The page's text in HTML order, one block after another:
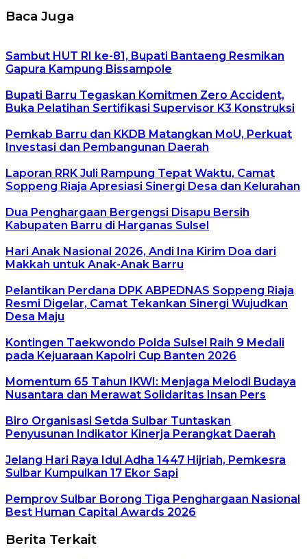
Baca Juga
Sambut HUT RI ke-81, Bupati Bantaeng Resmikan
Gapura Kampung Bissampole
Bupati Barru Tegaskan Komitmen Zero Accident,
Buka Pelatihan Sertifikasi Supervisor K3 Konstruksi
Pemkab Barru dan KKDB Matangkan MoU, Perkuat
Investasi dan Pembangunan Daerah
Laporan RRK Juli Rampung Tepat Waktu, Camat
Soppeng Riaja Apresiasi Sinergi Desa dan Kelurahan
Dua Penghargaan Bergengsi Disapu Bersih
Kabupaten Barru di Harganas Sulsel
Hari Anak Nasional 2026, Andi Ina Kirim Doa dari
Makkah untuk Anak-Anak Barru
Pelantikan Perdana DPK ABPEDNAS Soppeng Riaja
Resmi Digelar, Camat Tekankan Sinergi Wujudkan
Desa Maju
Kontingen Taekwondo Polda Sulsel Raih 9 Medali
pada Kejuaraan Kapolri Cup Banten 2026
Momentum 65 Tahun IKWI: Menjaga Melodi Budaya
Nusantara dan Merawat Solidaritas Insan Pers
Biro Organisasi Setda Sulbar Tuntaskan
Penyusunan Indikator Kinerja Perangkat Daerah
Jelang Hari Raya Idul Adha 1447 Hijriah, Pemkesra
Sulbar Kumpulkan 17 Ekor Sapi
Pemprov Sulbar Borong Tiga Penghargaan Nasional
Best Human Capital Awards 2026
Berita Terkait